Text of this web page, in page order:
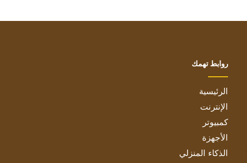
روابط تهمك
الرئيسية
الإنترنت
كمبيوتر
الأجهزة
الذكاء المنزلي